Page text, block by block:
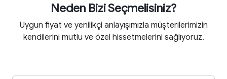
Neden Bizi Seçmelisiniz?
Uygun fiyat ve yenilikçi anlayışımızla müşterilerimizin
kendilerini mutlu ve özel hissetmelerini sağlıyoruz.